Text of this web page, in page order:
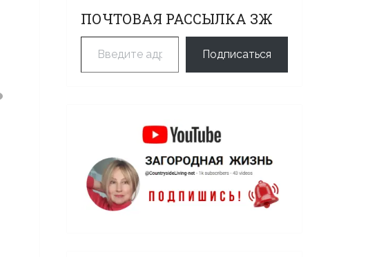
ПОЧТОВАЯ РАССЫЛКА ЗЖ
Введите адрес электронной почты…
Подписаться